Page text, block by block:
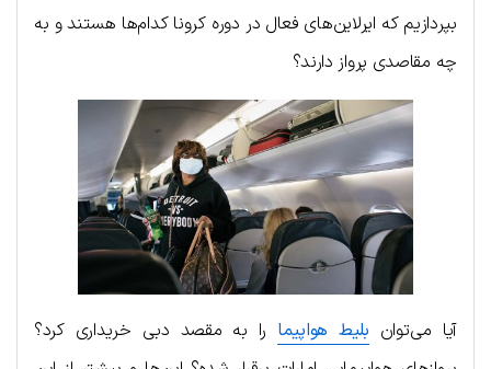
بپردازیم که ایرلاین‌های فعال در دوره کرونا کدام‌ها هستند و به
چه مقاصدی پرواز دارند؟
آیا می‌توان بلیط هواپیما را به مقصد دبی خریداری کرد؟